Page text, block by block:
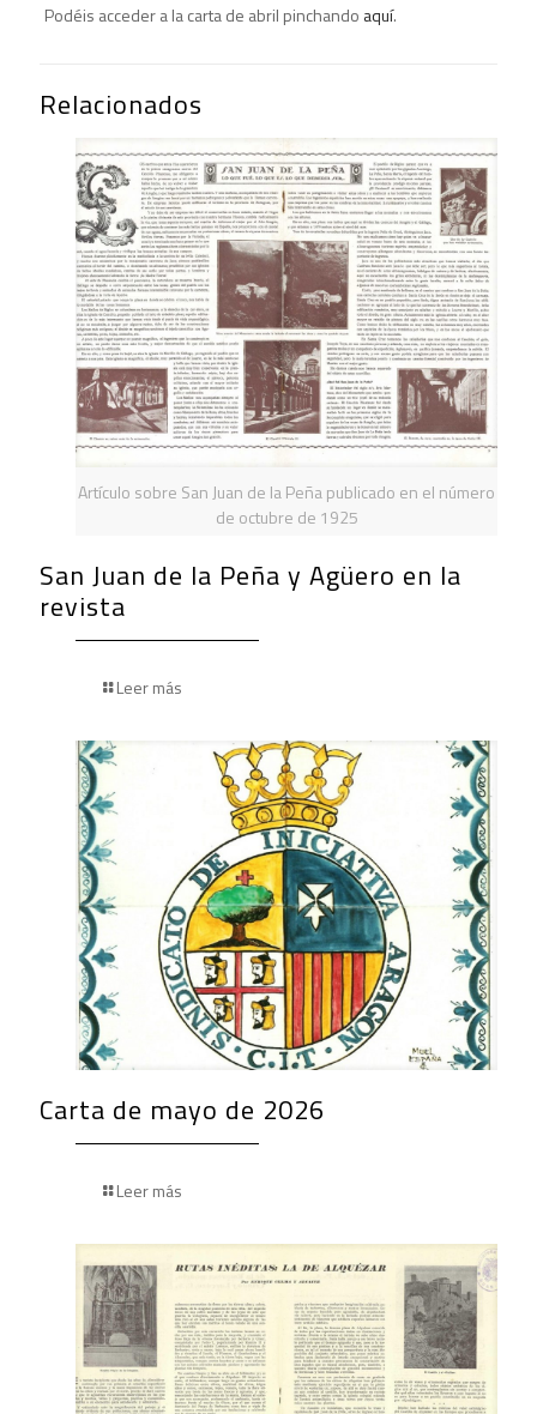
Podéis acceder a la carta de abril pinchando aquí.
Relacionados
Artículo sobre San Juan de la Peña publicado en el número
de octubre de 1925
San Juan de la Peña y Agüero en la
revista
Leer más
Carta de mayo de 2026
Leer más